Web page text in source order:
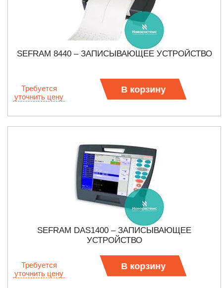
SEFRAM 8440 – ЗАПИСЫВАЮЩЕЕ УСТРОЙСТВО
Требуется
уточнить цену
В корзину
SEFRAM DAS1400 – ЗАПИСЫВАЮЩЕЕ
УСТРОЙСТВО
Требуется
уточнить цену
В корзину